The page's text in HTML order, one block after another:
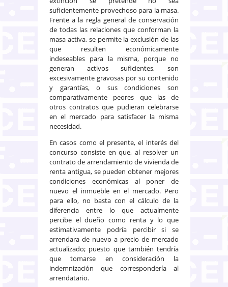
suficientemente provechoso para la masa.
Frente a la regla general de conservación
de todas las relaciones que conforman la
masa activa, se permite la exclusión de las
que resulten económicamente
indeseables para la misma, porque no
generan activos suficientes, son
excesivamente gravosas por su contenido
y garantías, o sus condiciones son
comparativamente peores que las de
otros contratos que pudieran celebrarse
en el mercado para satisfacer la misma
necesidad.
En casos como el presente, el interés del
concurso consiste en que, al resolver un
contrato de arrendamiento de vivienda de
renta antigua, se pueden obtener mejores
condiciones económicas al poner de
nuevo el inmueble en el mercado. Pero
para ello, no basta con el cálculo de la
diferencia entre lo que actualmente
percibe el dueño como renta y lo que
estimativamente podría percibir si se
arrendara de nuevo a precio de mercado
actualizado; puesto que también tendría
que tomarse en consideración la
indemnización que correspondería al
arrendatario.